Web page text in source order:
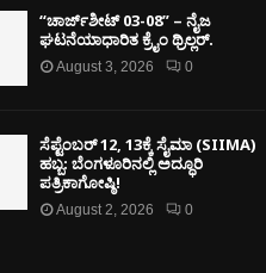
“ಚಾರ್ಜ್‌ಶೀಟ್ 03-08” – ನೈಜ
ಘಟನೆಯಾಧಾರಿತ ಕ್ರೈಂ ಥ್ರಿಲ್ಲರ್.
August 3, 2026 0
ಸೆಪ್ಟೆಂಬರ್ 12, 13ಕ್ಕೆ ಸೈಮಾ (SIIMA)
ಹಬ್ಬ: ಬೆಂಗಳೂರಿನಲ್ಲಿ ಅದ್ಧೂರಿ
ಪತ್ರಿಕಾಗೋಷ್ಠಿ!
August 2, 2026 0